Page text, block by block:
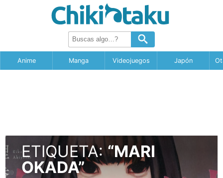
Anime Manga Videojuegos Japón
ETIQUETA:“MARI
OKADA”